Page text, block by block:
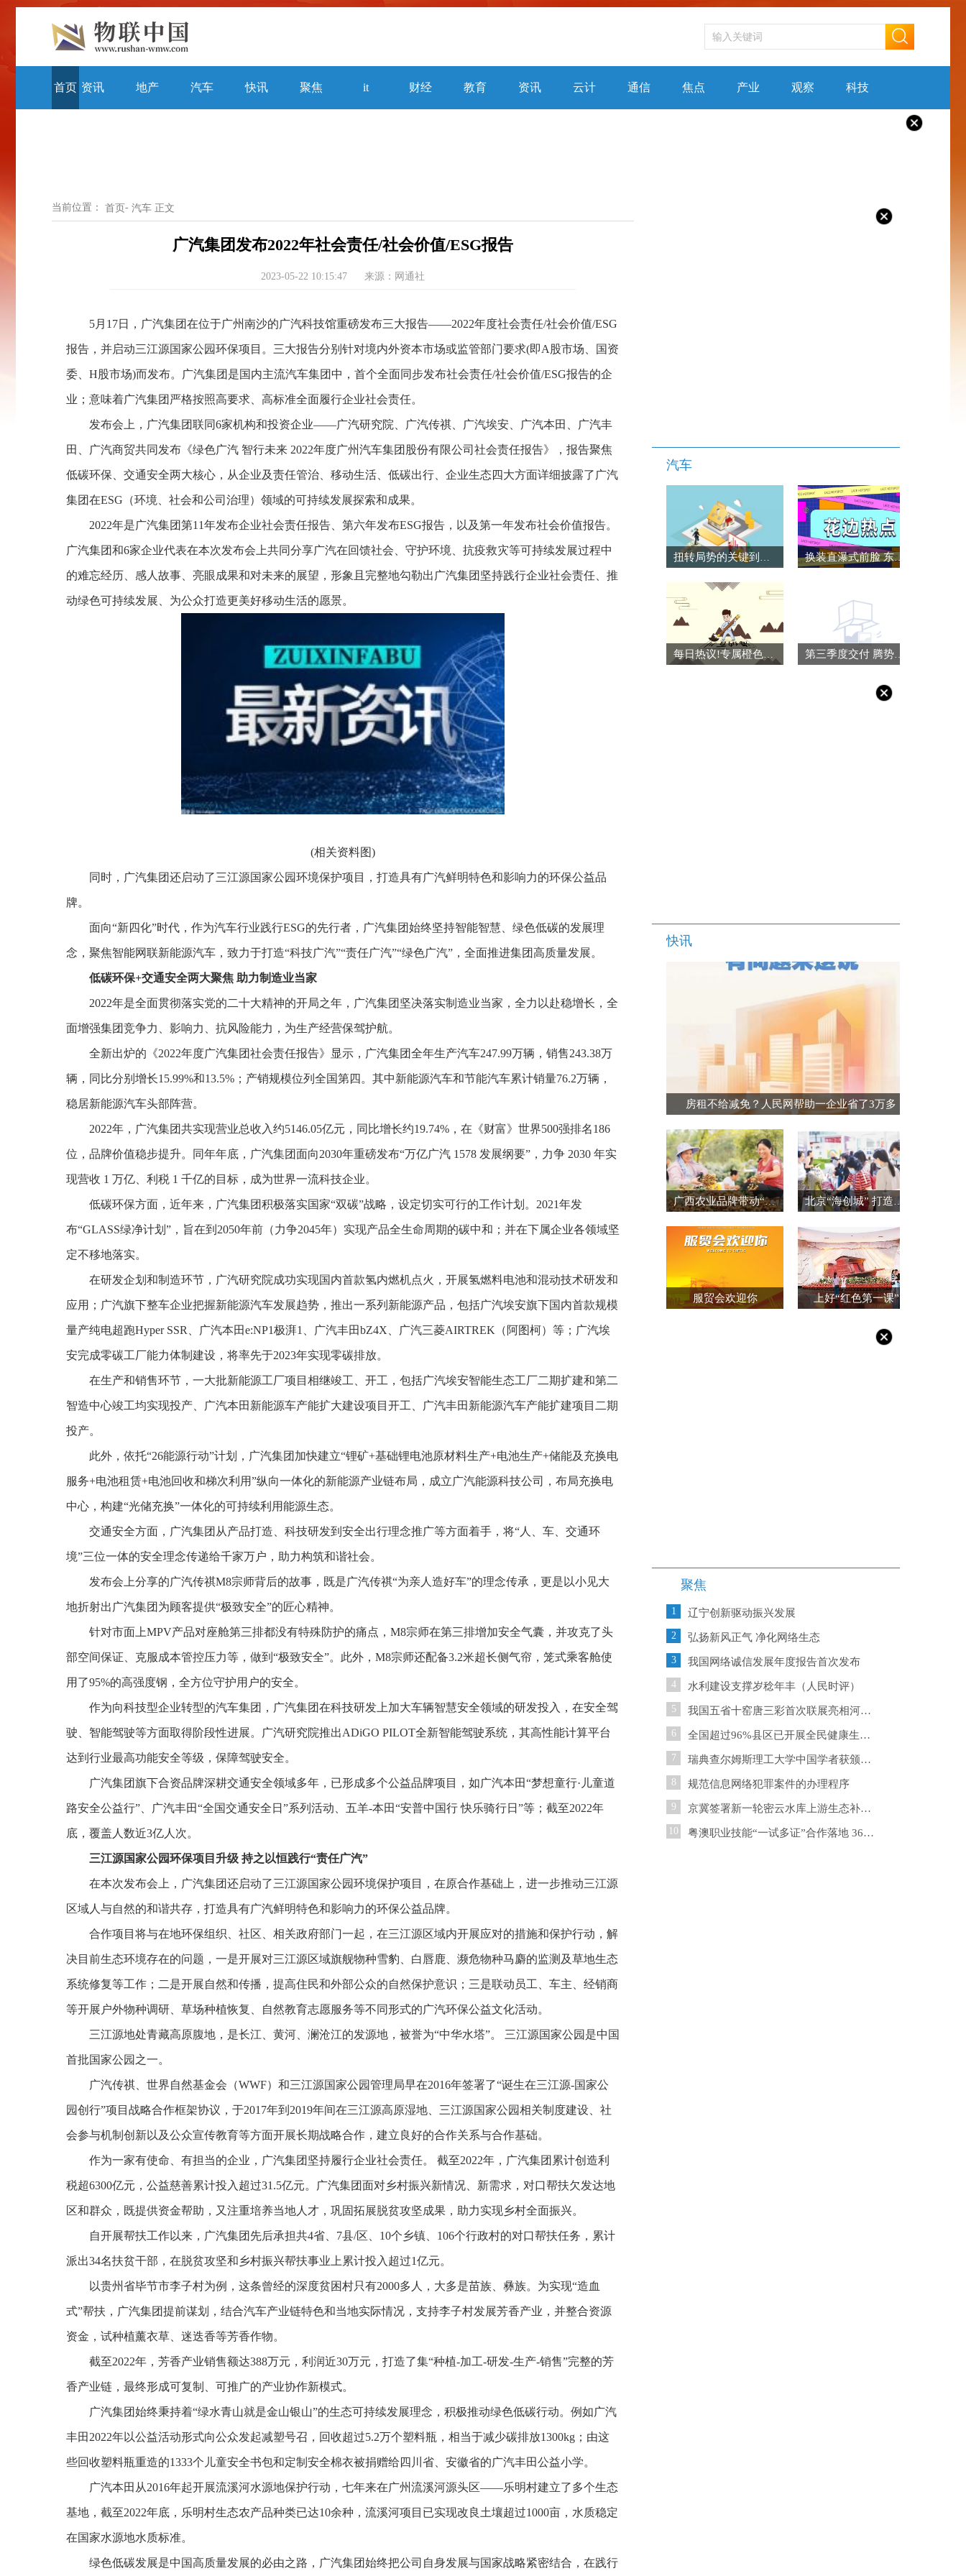
首页 资讯 地产 汽车 快讯 聚焦 it 财经 教育 资讯 云计 通信 焦点 产业 观察 科技
当前位置： 首页 - 汽车 正文
广汽集团发布2022年社会责任/社会价值/ESG报告
2023-05-22 10:15:47 来源：网通社
5月17日，广汽集团在位于广州南沙的广汽科技馆重磅发布三大报告——2022年度社会责任/社会价值/ESG
报告，并启动三江源国家公园环保项目。三大报告分别针对境内外资本市场或监管部门要求(即A股市场、国资
委、H股市场)而发布。广汽集团是国内主流汽车集团中，首个全面同步发布社会责任/社会价值/ESG报告的企
业；意味着广汽集团严格按照高要求、高标准全面履行企业社会责任。
发布会上，广汽集团联同6家机构和投资企业——广汽研究院、广汽传祺、广汽埃安、广汽本田、广汽丰
田、广汽商贸共同发布《绿色广汽 智行未来 2022年度广州汽车集团股份有限公司社会责任报告》，报告聚焦
低碳环保、交通安全两大核心，从企业及责任管治、移动生活、低碳出行、企业生态四大方面详细披露了广汽
集团在ESG（环境、社会和公司治理）领域的可持续发展探索和成果。
2022年是广汽集团第11年发布企业社会责任报告、第六年发布ESG报告，以及第一年发布社会价值报告。
广汽集团和6家企业代表在本次发布会上共同分享广汽在回馈社会、守护环境、抗疫救灾等可持续发展过程中
的难忘经历、感人故事、亮眼成果和对未来的展望，形象且完整地勾勒出广汽集团坚持践行企业社会责任、推
动绿色可持续发展、为公众打造更美好移动生活的愿景。
(相关资料图)
同时，广汽集团还启动了三江源国家公园环境保护项目，打造具有广汽鲜明特色和影响力的环保公益品
牌。
面向“新四化”时代，作为汽车行业践行ESG的先行者，广汽集团始终坚持智能智慧、绿色低碳的发展理
念，聚焦智能网联新能源汽车，致力于打造“科技广汽”“责任广汽”“绿色广汽”，全面推进集团高质量发展。
低碳环保+交通安全两大聚焦 助力制造业当家
2022年是全面贯彻落实党的二十大精神的开局之年，广汽集团坚决落实制造业当家，全力以赴稳增长，全
面增强集团竞争力、影响力、抗风险能力，为生产经营保驾护航。
全新出炉的《2022年度广汽集团社会责任报告》显示，广汽集团全年生产汽车247.99万辆，销售243.38万
辆，同比分别增长15.99%和13.5%；产销规模位列全国第四。其中新能源汽车和节能汽车累计销量76.2万辆，
稳居新能源汽车头部阵营。
2022年，广汽集团共实现营业总收入约5146.05亿元，同比增长约19.74%，在《财富》世界500强排名186
位，品牌价值稳步提升。同年年底，广汽集团面向2030年重磅发布“万亿广汽 1578 发展纲要”，力争 2030 年实
现营收 1 万亿、利税 1 千亿的目标，成为世界一流科技企业。
低碳环保方面，近年来，广汽集团积极落实国家“双碳”战略，设定切实可行的工作计划。2021年发
布“GLASS绿净计划”，旨在到2050年前（力争2045年）实现产品全生命周期的碳中和；并在下属企业各领域坚
定不移地落实。
在研发企划和制造环节，广汽研究院成功实现国内首款氢内燃机点火，开展氢燃料电池和混动技术研发和
应用；广汽旗下整车企业把握新能源汽车发展趋势，推出一系列新能源产品，包括广汽埃安旗下国内首款规模
量产纯电超跑Hyper SSR、广汽本田e:NP1极湃1、广汽丰田bZ4X、广汽三菱AIRTREK（阿图柯）等；广汽埃
安完成零碳工厂能力体制建设，将率先于2023年实现零碳排放。
在生产和销售环节，一大批新能源工厂项目相继竣工、开工，包括广汽埃安智能生态工厂二期扩建和第二
智造中心竣工均实现投产、广汽本田新能源车产能扩大建设项目开工、广汽丰田新能源汽车产能扩建项目二期
投产。
此外，依托“26能源行动”计划，广汽集团加快建立“锂矿+基础锂电池原材料生产+电池生产+储能及充换电
服务+电池租赁+电池回收和梯次利用”纵向一体化的新能源产业链布局，成立广汽能源科技公司，布局充换电
中心，构建“光储充换”一体化的可持续利用能源生态。
交通安全方面，广汽集团从产品打造、科技研发到安全出行理念推广等方面着手，将“人、车、交通环
境”三位一体的安全理念传递给千家万户，助力构筑和谐社会。
发布会上分享的广汽传祺M8宗师背后的故事，既是广汽传祺“为亲人造好车”的理念传承，更是以小见大
地折射出广汽集团为顾客提供“极致安全”的匠心精神。
针对市面上MPV产品对座舱第三排都没有特殊防护的痛点，M8宗师在第三排增加安全气囊，并攻克了头
部空间保证、克服成本管控压力等，做到“极致安全”。此外，M8宗师还配备3.2米超长侧气帘，笼式乘客舱使
用了95%的高强度钢，全方位守护用户的安全。
作为向科技型企业转型的汽车集团，广汽集团在科技研发上加大车辆智慧安全领域的研发投入，在安全驾
驶、智能驾驶等方面取得阶段性进展。广汽研究院推出ADiGO PILOT全新智能驾驶系统，其高性能计算平台
达到行业最高功能安全等级，保障驾驶安全。
广汽集团旗下合资品牌深耕交通安全领域多年，已形成多个公益品牌项目，如广汽本田“梦想童行·儿童道
路安全公益行”、广汽丰田“全国交通安全日”系列活动、五羊-本田“安普中国行 快乐骑行日”等；截至2022年
底，覆盖人数近3亿人次。
三江源国家公园环保项目升级 持之以恒践行“责任广汽”
在本次发布会上，广汽集团还启动了三江源国家公园环境保护项目，在原合作基础上，进一步推动三江源
区域人与自然的和谐共存，打造具有广汽鲜明特色和影响力的环保公益品牌。
合作项目将与在地环保组织、社区、相关政府部门一起，在三江源区域内开展应对的措施和保护行动，解
决目前生态环境存在的问题，一是开展对三江源区域旗舰物种雪豹、白唇鹿、濒危物种马麝的监测及草地生态
系统修复等工作；二是开展自然和传播，提高住民和外部公众的自然保护意识；三是联动员工、车主、经销商
等开展户外物种调研、草场种植恢复、自然教育志愿服务等不同形式的广汽环保公益文化活动。
三江源地处青藏高原腹地，是长江、黄河、澜沧江的发源地，被誉为“中华水塔”。 三江源国家公园是中国
首批国家公园之一。
广汽传祺、世界自然基金会（WWF）和三江源国家公园管理局早在2016年签署了“诞生在三江源-国家公
园创行”项目战略合作框架协议，于2017年到2019年间在三江源高原湿地、三江源国家公园相关制度建设、社
会参与机制创新以及公众宣传教育等方面开展长期战略合作，建立良好的合作关系与合作基础。
作为一家有使命、有担当的企业，广汽集团坚持履行企业社会责任。 截至2022年，广汽集团累计创造利
税超6300亿元，公益慈善累计投入超过31.5亿元。广汽集团面对乡村振兴新情况、新需求，对口帮扶欠发达地
区和群众，既提供资金帮助，又注重培养当地人才，巩固拓展脱贫攻坚成果，助力实现乡村全面振兴。
自开展帮扶工作以来，广汽集团先后承担共4省、7县/区、10个乡镇、106个行政村的对口帮扶任务，累计
派出34名扶贫干部，在脱贫攻坚和乡村振兴帮扶事业上累计投入超过1亿元。
以贵州省毕节市李子村为例，这条曾经的深度贫困村只有2000多人，大多是苗族、彝族。为实现“造血
式”帮扶，广汽集团提前谋划，结合汽车产业链特色和当地实际情况，支持李子村发展芳香产业，并整合资源
资金，试种植薰衣草、迷迭香等芳香作物。
截至2022年，芳香产业销售额达388万元，利润近30万元，打造了集“种植-加工-研发-生产-销售”完整的芳
香产业链，最终形成可复制、可推广的产业协作新模式。
广汽集团始终秉持着“绿水青山就是金山银山”的生态可持续发展理念，积极推动绿色低碳行动。例如广汽
丰田2022年以公益活动形式向公众发起减塑号召，回收超过5.2万个塑料瓶，相当于减少碳排放1300kg；由这
些回收塑料瓶重造的1333个儿童安全书包和定制安全棉衣被捐赠给四川省、安徽省的广汽丰田公益小学。
广汽本田从2016年起开展流溪河水源地保护行动，七年来在广州流溪河源头区——乐明村建立了多个生态
基地，截至2022年底，乐明村生态农产品种类已达10余种，流溪河项目已实现改良土壤超过1000亩，水质稳定
在国家水源地水质标准。
绿色低碳发展是中国高质量发展的必由之路，广汽集团始终把公司自身发展与国家战略紧密结合，在践行
汽车
扭转局势的关键到来 奇骏超混电驱18.99万元起|当前速讯 换装直瀑式前脸 东风本田全新英仕派预告图发布-全球播资讯
每日热议!专属橙色车身 福特探险者昆仑巅峰版5月29日上市 第三季度交付 腾势D9 DM-i将新增全新续航版本
快讯
房租不给减免？人民网帮助一企业省了3万多
广西农业品牌带动“桂品出乡” 北京“海创城” 打造创新创业集聚区（创业资讯）
服贸会欢迎你 上好“红色第一课”
聚焦
1 辽宁创新驱动振兴发展
2 弘扬新风正气 净化网络生态
3 我国网络诚信发展年度报告首次发布
4 水利建设支撑岁稔年丰（人民时评）
5 我国五省十窑唐三彩首次联展亮相河南郑州
6 全国超过96%县区已开展全民健康生活方式行动
7 瑞典查尔姆斯理工大学中国学者获颁国际食品“青年科学家
8 规范信息网络犯罪案件的办理程序
9 京冀签署新一轮密云水库上游生态补偿协议
10 粤澳职业技能“一试多证”合作落地 36人饮“头啖汤”